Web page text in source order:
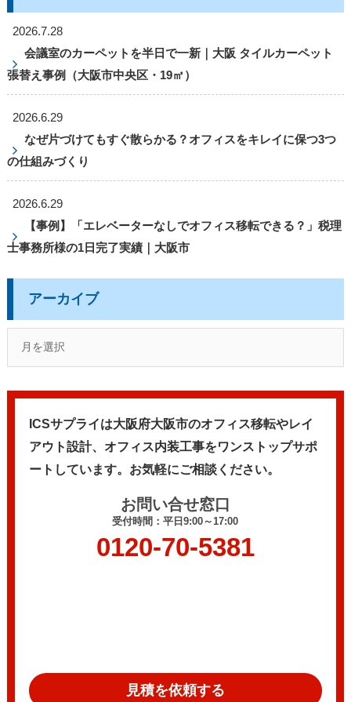
2026.7.28
会議室のカーペットを半日で一新｜大阪 タイルカーペット
張替え事例（大阪市中央区・19㎡）
2026.6.29
なぜ片づけてもすぐ散らかる？オフィスをキレイに保つ3つ
の仕組みづくり
2026.6.29
【事例】「エレベーターなしでオフィス移転できる？」税理
士事務所様の1日完了実績｜大阪市
アーカイブ
ICSサプライは大阪府大阪市のオフィス移転やレイ
アウト設計、 オフィス内装工事をワンストップサポ
ートしています。 お気軽にご相談ください。
お問い合せ窓口
受付時間：平日9:00～17:00
0120-70-5381
見積を依頼する